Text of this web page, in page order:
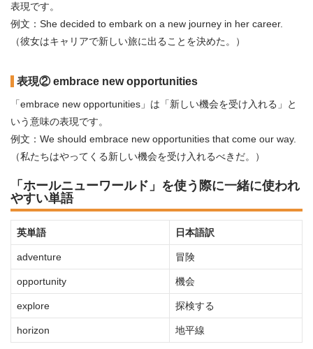
表現です。
例文：She decided to embark on a new journey in her career.
（彼女はキャリアで新しい旅に出ることを決めた。）
表現② embrace new opportunities
「embrace new opportunities」は「新しい機会を受け入れる」と
いう意味の表現です。
例文：We should embrace new opportunities that come our way.
（私たちはやってくる新しい機会を受け入れるべきだ。）
「ホールニューワールド」を使う際に一緒に使われ
やすい単語
英単語 日本語訳
adventure 冒険
opportunity 機会
explore 探検する
horizon 地平線